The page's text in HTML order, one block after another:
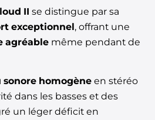
II se distingue par sa
exceptionnel, offrant une
agréable même pendant de
sonore homogène en stéréo
dans les basses et des
un léger déficit en